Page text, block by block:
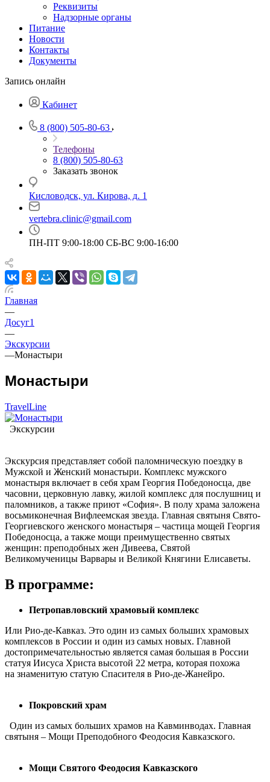
Реквизиты
Надзорные органы
Питание
Новости
Контакты
Документы
Запись онлайн
Кабинет
8 (800) 505-80-63
Телефоны
8 (800) 505-80-63
Заказать звонок
Кисловодск, ул. Кирова, д. 1
vertebra.clinic@gmail.com
ПН-ПТ 9:00-18:00 СБ-ВС 9:00-16:00
Главная
—
Досуг1
—
Экскурсии
—Монастыри
Монастыри
TravelLine
Экскурсии
Экскурсия представляет собой паломническую поездку в
Мужской и Женский монастыри. Комплекс мужского
монастыря включает в себя храм Георгия Победоносца, две
часовни, церковную лавку, жилой комплекс для послушниц и
паломников, а также приют «София». В полу храма заложена
восьмиконечная Вифлеемская звезда. Главная святыня Свято-
Георгиевского женского монастыря – частица мощей Георгия
Победоносца, а также мощи преимущественно святых
женщин: преподобных жен Дивеева, Святой
Великомученицы Варвары и Великой Княгини Елисаветы.
В программе:
Петропавловский храмовый комплекс
Или Рио-де-Кавказ. Это один из самых больших храмовых
комплексов в России и один из самых новых. Главной
достопримечательностью является самая большая в России
статуя Иисуса Христа высотой 22 метра, которая похожа
на знаменитую статую Спасителя в Рио-де-Жанейро.
Покровский храм
Один из самых больших храмов на Кавминводах. Главная
святыня – Мощи Преподобного Феодосия Кавказского.
Мощи Святого Феодосия Кавказского